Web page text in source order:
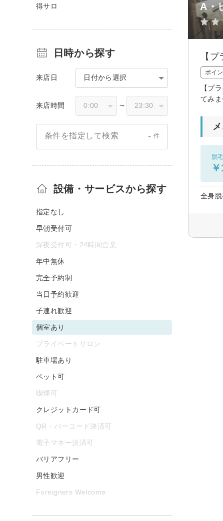
A・
【
ポイ
【プ
てみ
脱
全身
得サロ
日時から探す
来店日 日付から選択
来店時間 〜
条件を指定して検索 - 件
設備・サービスから探す
指定なし
早朝受付可
深夜受付可・24時間営業
年中無休
完全予約制
当日予約歓迎
子連れ歓迎
個室あり
プライベートサロン
駐車場あり
ペット可
喫煙可
クレジットカード可
QR・バーコード決済可
電子マネー決済可
バリアフリー
男性歓迎
Foreigners Welcome